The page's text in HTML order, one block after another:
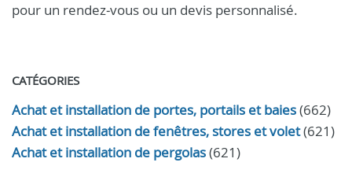
pour un rendez‑vous ou un devis personnalisé.
CATÉGORIES
Achat et installation de portes, portails et baies(662)
Achat et installation de fenêtres, stores et volet(621)
Achat et installation de pergolas(621)